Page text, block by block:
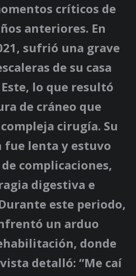
críticos de
anteriores. En
sufrió una grave
de su casa
lo que resultó
de cráneo que
cirugía. Su
fue lenta y estuvo
complicaciones,
digestiva e
este periodo,
un arduo
donde
detalló: “Me caí